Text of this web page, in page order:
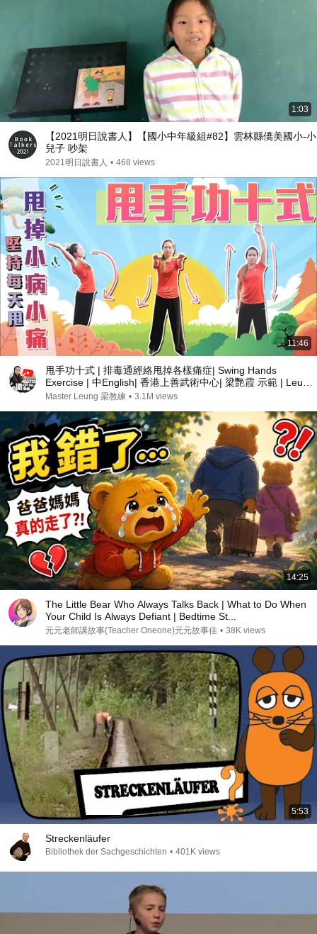
1:03
【2021明日說書人】【國小中年級組#82】雲林縣僑美國小-小
兒子 吵架
2021明日說書人 • 468 views
11:46
甩手功十式 | 排毒通經絡甩掉各樣痛症| Swing Hands
Exercise | 中English| 香港上善武術中心| 梁艷霞 示範 | Leung
Yim Ha
Master Leung 梁教練 • 3.1M views
14:25
The Little Bear Who Always Talks Back | What to Do When
Your Child Is Always Defiant | Bedtime St...
元元老師講故事(Teacher Oneone)元元故事佳 • 38K views
5:53
Streckenläufer
Bibliothek der Sachgeschichten • 401K views